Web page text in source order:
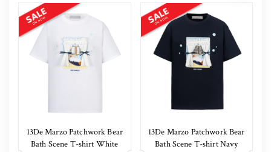
13De Marzo Patchwork Bear
Bath Scene T-shirt White
13De Marzo Patchwork Bear
Bath Scene T-shirt Navy